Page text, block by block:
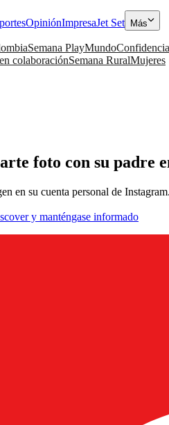
OpiniónImpresaJet Set Más
Semana PlayMundo
colaboraciónSemana RuralMujeres
foto con su padre
en su cuenta personal de Instagram.
y manténgase informado